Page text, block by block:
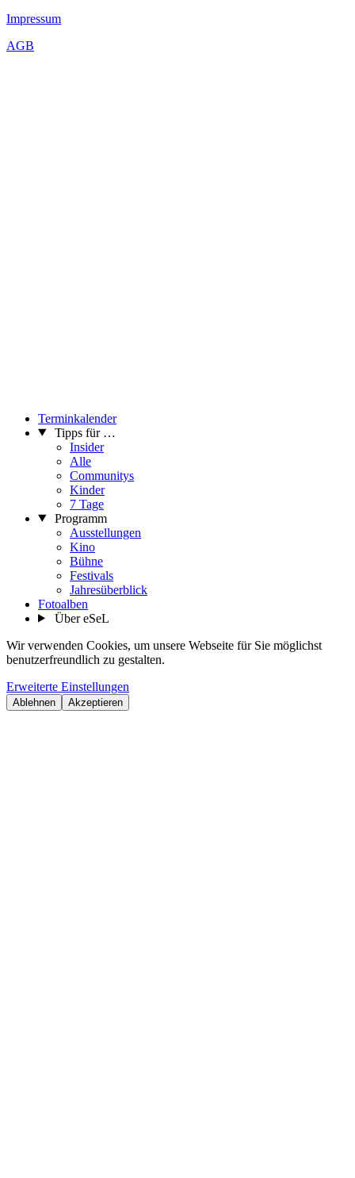
Impressum
AGB
Terminkalender
Tipps für …
Insider
Alle
Communitys
Kinder
7 Tage
Programm
Ausstellungen
Kino
Bühne
Festivals
Jahresüberblick
Fotoalben
Über eSeL
Wir verwenden Cookies, um unsere Webseite für Sie möglichst
benutzerfreundlich zu gestalten.
Erweiterte Einstellungen
Ablehnen Akzeptieren